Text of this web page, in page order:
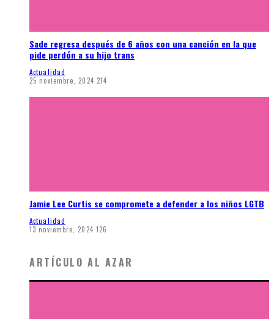
Sade regresa después de 6 años con una canción en la que
pide perdón a su hijo trans
Actualidad
25 noviembre, 2024 214
Jamie Lee Curtis se compromete a defender a los niños LGTB
Actualidad
13 noviembre, 2024 126
ARTÍCULO AL AZAR